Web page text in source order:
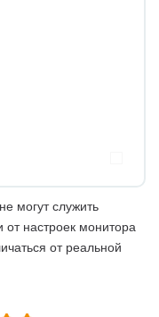
могут служить
от настроек монитора
от реальной